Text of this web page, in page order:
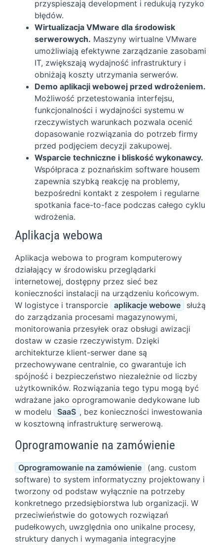
przyspieszają development i redukują ryzyko
błędów.
Wirtualizacja VMware dla środowisk
serwerowych. Maszyny wirtualne VMware
umożliwiają efektywne zarządzanie zasobami
IT, zwiększają wydajność infrastruktury i
obniżają koszty utrzymania serwerów.
Demo aplikacji webowej przed wdrożeniem.
Możliwość przetestowania interfejsu,
funkcjonalności i wydajności systemu w
rzeczywistych warunkach pozwala ocenić
dopasowanie rozwiązania do potrzeb firmy
przed podjęciem decyzji zakupowej.
Wsparcie techniczne i bliskość wykonawcy.
Współpraca z poznańskim software housem
zapewnia szybką reakcję na problemy,
bezpośredni kontakt z zespołem i regularne
spotkania face-to-face podczas całego cyklu
wdrożenia.
Aplikacja webowa
Aplikacja webowa to program komputerowy
działający w środowisku przeglądarki
internetowej, dostępny przez sieć bez
konieczności instalacji na urządzeniu końcowym.
W logistyce i transporcie aplikacje webowe
służą
do zarządzania procesami magazynowymi,
monitorowania przesyłek oraz obsługi awizacji
dostaw w czasie rzeczywistym. Dzięki
architekturze klient-serwer dane są
przechowywane centralnie, co gwarantuje ich
spójność i bezpieczeństwo niezależnie od liczby
użytkowników. Rozwiązania tego typu mogą być
wdrażane jako oprogramowanie dedykowane lub
w modelu
SaaS , bez konieczności inwestowania
w kosztowną infrastrukturę serwerową.
Oprogramowanie na zamówienie
Oprogramowanie na zamówienie
(ang. custom
software) to system informatyczny projektowany i
tworzony od podstaw wyłącznie na potrzeby
konkretnego przedsiębiorstwa lub organizacji. W
przeciwieństwie do gotowych rozwiązań
pudełkowych, uwzględnia ono unikalne procesy,
struktury danych i wymagania integracyjne